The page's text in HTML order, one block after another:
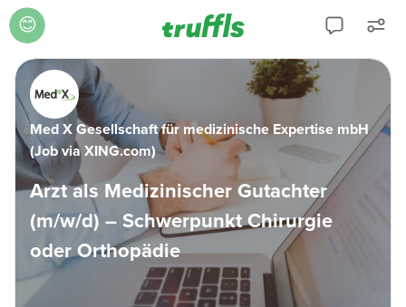
😊
Arzt als Medizinischer Gutachter
(m/w/d) – Schwerpunkt Chirurgie
oder Orthopädie
Med X Gesellschaft für medizinische Expertise mbH
(Job via XING.com)